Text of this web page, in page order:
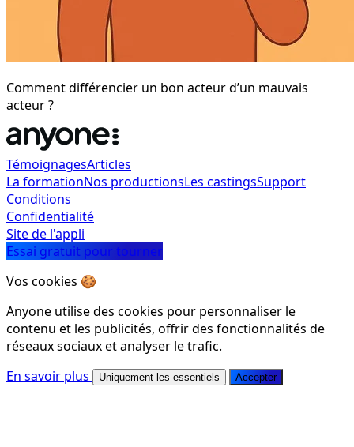
Comment différencier un bon acteur d’un mauvais
acteur ?
TémoignagesArticles
La formationNos productionsLes castingsSupport
Conditions
Confidentialité
Site de l'appli
Essai gratuit pour tourner
Vos cookies 🍪
Anyone utilise des cookies pour personnaliser le
contenu et les publicités, offrir des fonctionnalités de
réseaux sociaux et analyser le trafic.
En savoir plus
Uniquement les essentiels Accepter